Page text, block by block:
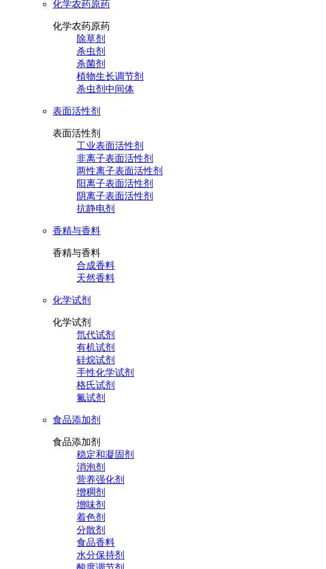
化学农药原药
化学农药原药
除草剂
杀虫剂
杀菌剂
植物生长调节剂
杀虫剂中间体
表面活性剂
表面活性剂
工业表面活性剂
非离子表面活性剂
两性离子表面活性剂
阳离子表面活性剂
阴离子表面活性剂
抗静电剂
香精与香料
香精与香料
合成香料
天然香料
化学试剂
化学试剂
氘代试剂
有机试剂
硅烷试剂
手性化学试剂
格氏试剂
氟试剂
食品添加剂
食品添加剂
稳定和凝固剂
消泡剂
营养强化剂
增稠剂
增味剂
着色剂
分散剂
食品香料
水分保持剂